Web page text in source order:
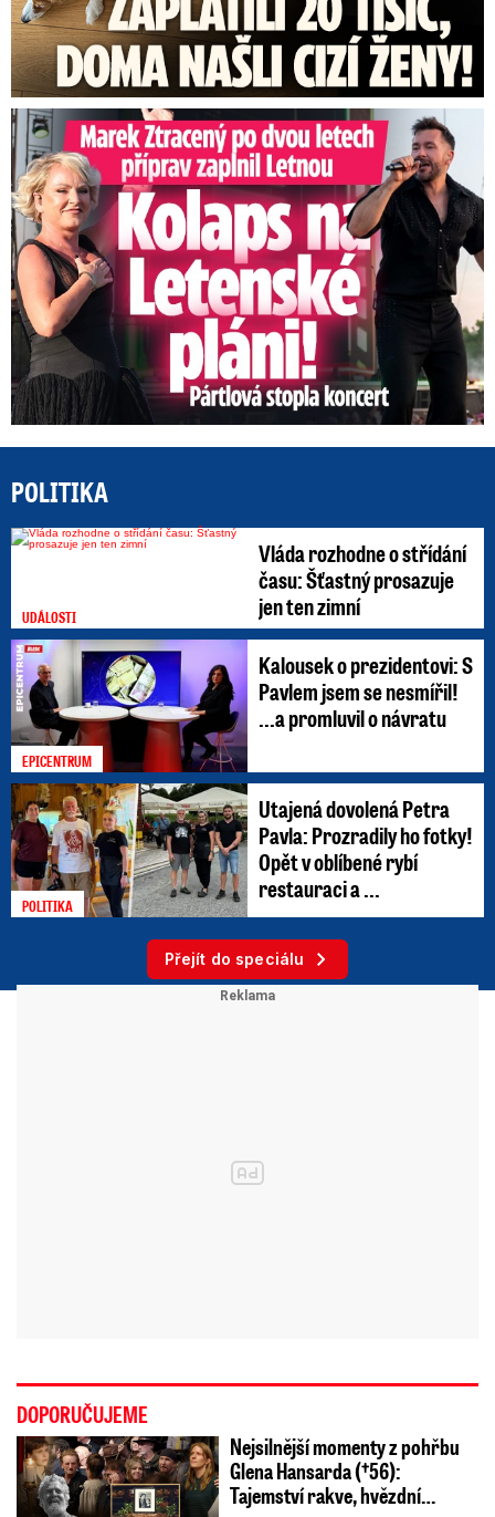
Marek Ztracený na Letné: Pártlová stopla koncert
POLITIKA
UDÁLOSTI
Vláda rozhodne o střídání
času: Šťastný prosazuje
jen ten zimní
EPICENTRUM
Kalousek o prezidentovi: S
Pavlem jsem se nesmířil!
...a promluvil o návratu
POLITIKA
Utajená dovolená Petra
Pavla: Prozradily ho fotky!
Opět v oblíbené rybí
restauraci a ...
Přejít do speciálu
DOPORUČUJEME
Nejsilnější momenty z pohřbu
Glena Hansarda (†56):
Tajemství rakve, hvězdní…